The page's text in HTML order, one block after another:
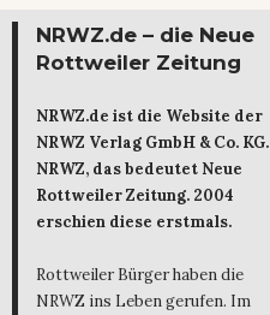
NRWZ.de – die Neue
Rottweiler Zeitung
NRWZ.de ist die Website der
NRWZ Verlag GmbH & Co. KG.
NRWZ, das bedeutet Neue
Rottweiler Zeitung. 2004
erschien diese erstmals.
Rottweiler Bürger haben die
NRWZ ins Leben gerufen. Im